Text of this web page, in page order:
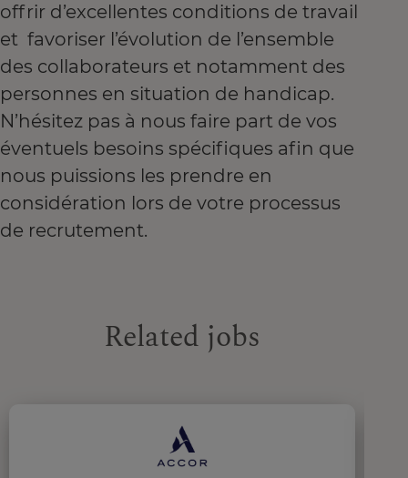
offrir d’excellentes conditions de travail
et favoriser l’évolution de l’ensemble
des collaborateurs et notamment des
personnes en situation de handicap.
N’hésitez pas à nous faire part de vos
éventuels besoins spécifiques afin que
nous puissions les prendre en
considération lors de votre processus
de recrutement.
Related jobs